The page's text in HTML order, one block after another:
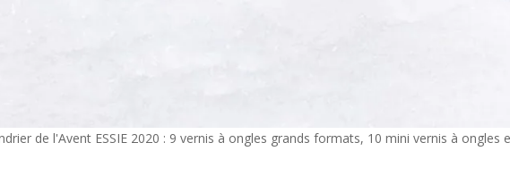
de l'Avent ESSIE 2020 : 9 vernis à ongles grands formats, 10 mini vernis à ongles